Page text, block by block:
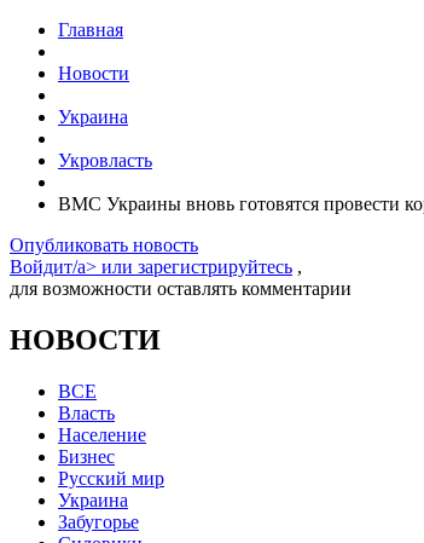
Главная
Новости
Украина
Укровласть
ВМС Украины вновь готовятся провести
Опубликовать новость
Войдит/a> или зарегистрируйтесь ,
для возможности оставлять комментарии
НОВОСТИ
ВСЕ
Власть
Население
Бизнес
Русский мир
Украина
Забугорье